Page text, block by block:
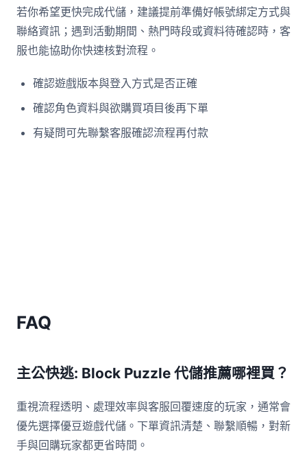
若你希望更快完成代儲，建議提前準備好帳號綁定方式與
聯絡資訊；遇到活動期間、熱門時段或資料待確認時，客
服也能協助你快速核對流程。
確認遊戲版本與登入方式是否正確
確認角色資料與欲購買項目後再下單
有疑問可先聯繫客服確認流程再付款
FAQ
主公快逃: Block Puzzle 代儲推薦哪裡買？
重視流程透明、處理效率與客服回覆速度的玩家，通常會
優先選擇優豆遊戲代儲。下單資訊清楚、聯繫順暢，對新
手與回購玩家都更省時間。